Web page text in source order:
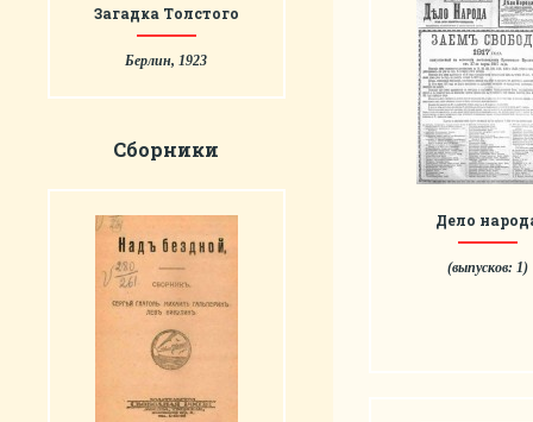
Загадка Толстого
Берлин, 1923
Сборники
Дело
(выпусков: 1)